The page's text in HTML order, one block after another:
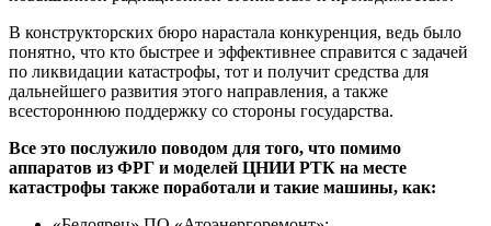
В конструкторских бюро нарастала конкуренция, ведь было
понятно, что кто быстрее и эффективнее справится с задачей
по ликвидации катастрофы, тот и получит средства для
дальнейшего развития этого направления, а также
всестороннюю поддержку со стороны государства.
Все это послужило поводом для того, что помимо
аппаратов из ФРГ и моделей ЦНИИ РТК на месте
катастрофы также поработали и такие машины, как: